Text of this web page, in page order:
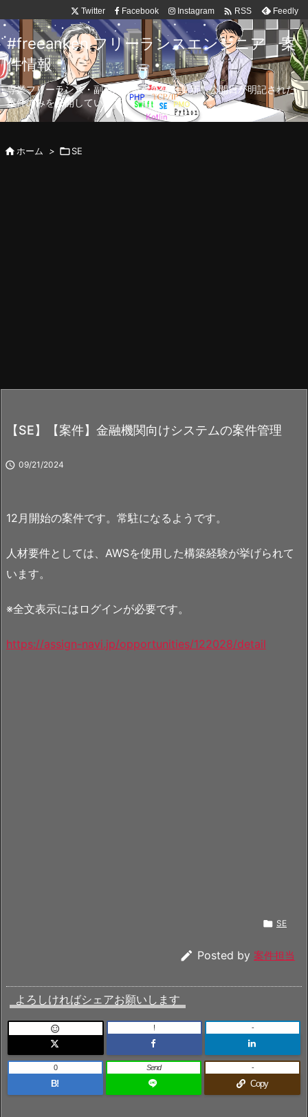
Twitter Facebook Instagram  RSS Feedly
#freeanken フリーランスエンジニア 案
件情報
専業フリーランス・副業向け案件を毎日更新！公開日が明記された
案件のみを公開しています。
ホーム > SE
【SE】【案件】金融機関向けシステムの案件管理
 09/21/2024
12月開始の案件です。常駐になるようです。
人材要件としては、AWSを使用した構築経験が挙げられて
います。
※全文表示にはログインが必要です。
https://assign-navi.jp/opportunities/122028/detail
 SE
 Posted by 案件担当
よろしければシェアお願いします
 ! -
B!
0 Send
Copy
-